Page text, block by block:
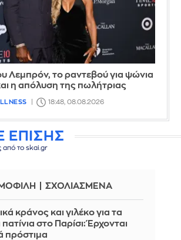
Λεμπρόν, το ραντεβού για ψώνια
η απόλυση της πωλήτριας
18:48, 08.08.2026
ΕΠΙΣΗΣ
από το skai.gr
ΣΧΟΛΙΑΣΜΕΝΑ
κράνος και γιλέκο για τα
στο Παρίσι: Έρχονται
πρόστιμα